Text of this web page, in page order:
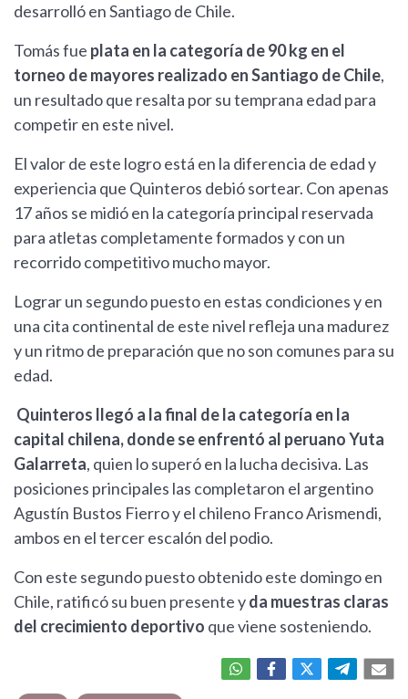
desarrolló en Santiago de Chile.
Tomás fue plata en la categoría de 90 kg en el
torneo de mayores realizado en Santiago de Chile,
un resultado que resalta por su temprana edad para
competir en este nivel.
El valor de este logro está en la diferencia de edad y
experiencia que Quinteros debió sortear. Con apenas
17 años se midió en la categoría principal reservada
para atletas completamente formados y con un
recorrido competitivo mucho mayor.
Lograr un segundo puesto en estas condiciones y en
una cita continental de este nivel refleja una madurez
y un ritmo de preparación que no son comunes para su
edad.
Quinteros llegó a la final de la categoría en la
capital chilena, donde se enfrentó al peruano Yuta
Galarreta, quien lo superó en la lucha decisiva. Las
posiciones principales las completaron el argentino
Agustín Bustos Fierro y el chileno Franco Arismendi,
ambos en el tercer escalón del podio.
Con este segundo puesto obtenido este domingo en
Chile, ratificó su buen presente yda muestras claras
del crecimiento deportivo que viene sosteniendo.